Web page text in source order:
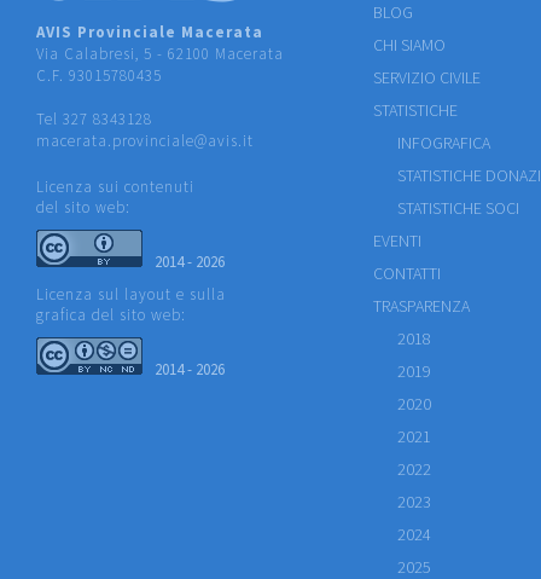
AVIS Provinciale Macerata
Via Calabresi, 5 - 62100 Macerata
C.F. 93015780435
Tel 327 8343128
macerata.provinciale@avis.it
Licenza sui contenuti
del sito web:
2014 - 2026
Licenza sul layout e sulla
grafica del sito web:
2014 - 2026
BLOG
CHI SIAMO
SERVIZIO CIVILE
STATISTICHE
INFOGRAFICA
STATISTICHE
STATISTICHE SOCI
EVENTI
CONTATTI
TRASPARENZA
2018
2019
2020
2021
2022
2023
2024
2025